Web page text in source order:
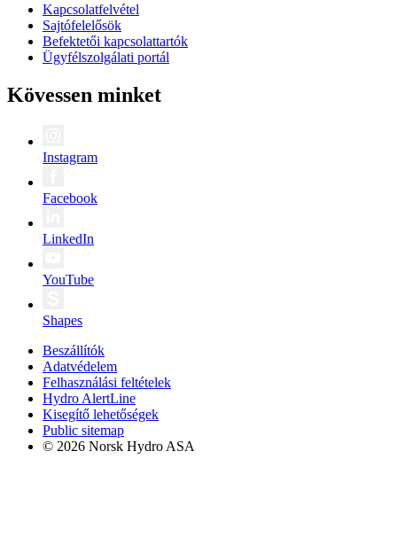
Kapcsolatfelvétel
Sajtófelelősök
Befektetői kapcsolattartók
Ügyfélszolgálati portál
Kövessen minket
Instagram
Facebook
LinkedIn
YouTube
Shapes
Beszállítók
Adatvédelem
Felhasználási feltételek
Hydro AlertLine
Kisegítő lehetőségek
Public sitemap
© 2026 Norsk Hydro ASA